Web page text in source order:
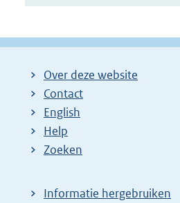
Over deze website
Contact
English
Help
Zoeken
Informatie hergebruiken